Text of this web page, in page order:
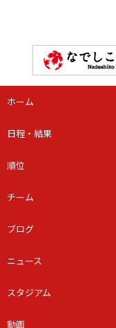
ホーム
日程・結果
順位
チーム
ブログ
ニュース
スタジアム
動画